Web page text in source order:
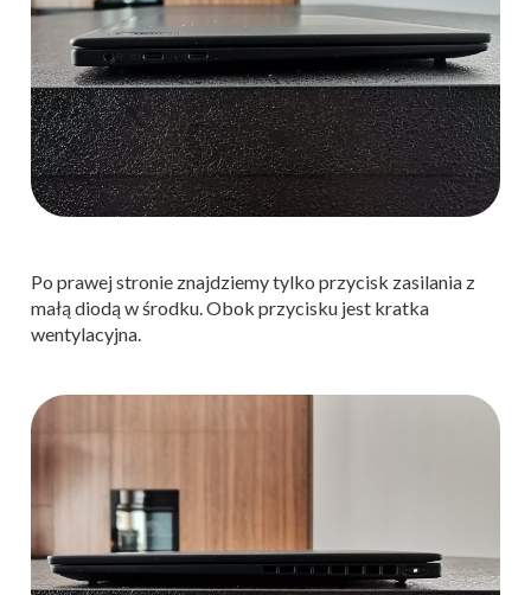
Po prawej stronie znajdziemy tylko przycisk zasilania z
małą diodą w środku. Obok przycisku jest kratka
wentylacyjna.